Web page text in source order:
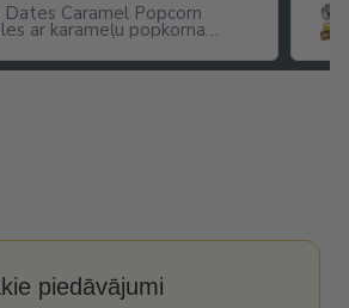
Dates Caramel Popcorn
ar karameļu popkorna
piedāvājumi